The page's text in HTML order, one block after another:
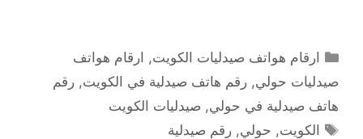
التصنيفات
ارقام هواتف صيدليات الكويت, ارقام هواتف
صيدليات حولي, رقم هاتف صيدلية في الكويت, رقم
هاتف صيدلية في حولي, صيدليات الكويت
الوسوم
الكويت, حولي,رقم صيدلية